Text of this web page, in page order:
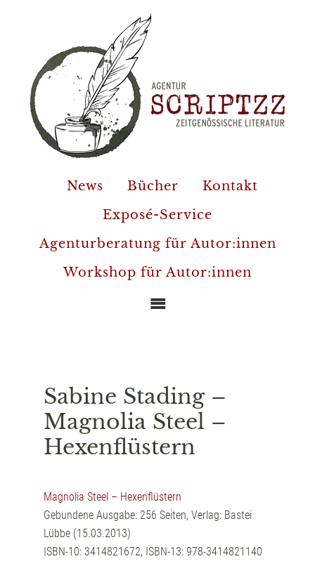
News Bücher
Kontakt
Exposé-Service
Agenturberatung für Autor:innen
Workshop für Autor:innen
Sabine Stading –
Magnolia Steel –
Hexenflüstern
Magnolia Steel – Hexenflüstern
Gebundene Ausgabe: 256 Seiten, Verlag: Bastei
Lübbe (15.03.2013)
ISBN-10: 3414821672, ISBN-13: 978-3414821140